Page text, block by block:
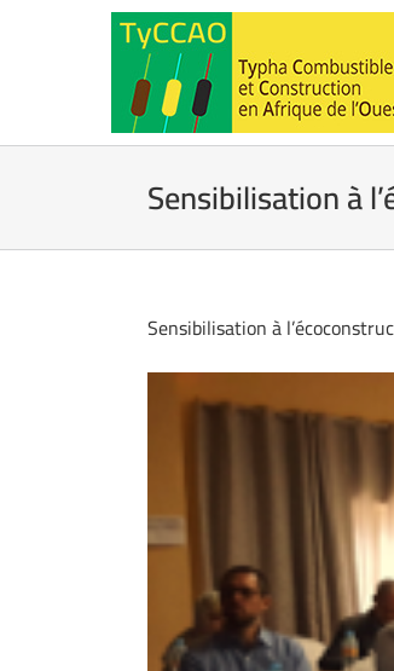
Sensibilisation à
Sensibilisation à
Voir
l'image